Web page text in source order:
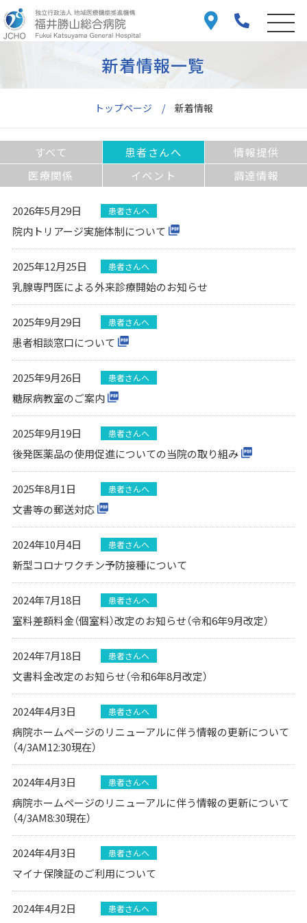
トップページ 新着情報
新着情報一覧
すべて 患者さんへ
情報提供
医療関係
イベント 調達情報
2026年5月29日 患者さんへ
院内トリアージ実施体制について
2025年12月25日 患者さんへ
乳腺専門医による外来診療開始のお知らせ
2025年9月29日 患者さんへ
患者相談窓口について
2025年9月26日 患者さんへ
糖尿病教室のご案内
2025年9月19日 患者さんへ
後発医薬品の使用促進についての当院の取り組み
2025年8月1日 患者さんへ
文書等の郵送対応
2024年10月4日 患者さんへ
新型コロナワクチン予防接種について
2024年7月18日 患者さんへ
室料差額料金（個室料）改定のお知らせ（令和6年9月改定）
2024年7月18日 患者さんへ
文書料金改定のお知らせ（令和6年8月改定）
2024年4月3日 患者さんへ
病院ホームページのリニューアルに伴う情報の更新について
（4/3AM12:30現在）
2024年4月3日 患者さんへ
病院ホームページのリニューアルに伴う情報の更新について
（4/3AM8:30現在）
2024年4月3日 患者さんへ
マイナ保険証のご利用について
2024年4月2日 患者さんへ